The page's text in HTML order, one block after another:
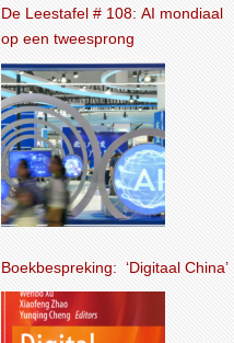
De Leestafel # 108: AI mondiaal
op een tweesprong
Boekbespreking: ‘Digitaal China’